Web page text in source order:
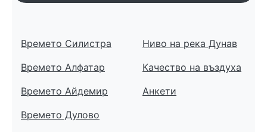
Времето Силистра
Времето Алфатар
Времето Айдемир
Времето Дулово
Ниво на река Дунав
Качество на въздуха
Анкети